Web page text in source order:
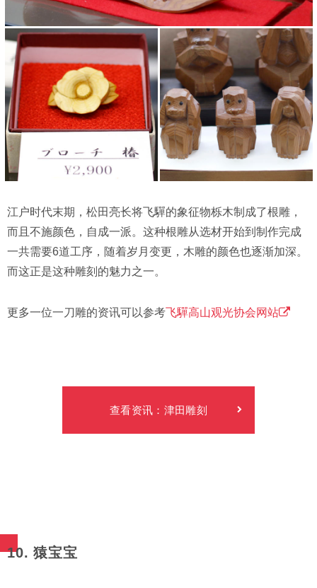
江户时代末期，松田亮长将飞驒的象征物栎木制成了根雕，
而且不施颜色，自成一派。这种根雕从选材开始到制作完成
一共需要6道工序，随着岁月变更，木雕的颜色也逐渐加深。
而这正是这种雕刻的魅力之一。
更多一位一刀雕的资讯可以参考飞驒高山观光协会网站
查看资讯：津田雕刻
10. 猿宝宝